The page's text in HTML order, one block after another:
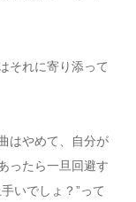
それに寄り添って
はやめて、自分が
ったら一旦回避す
いでしょ？”って